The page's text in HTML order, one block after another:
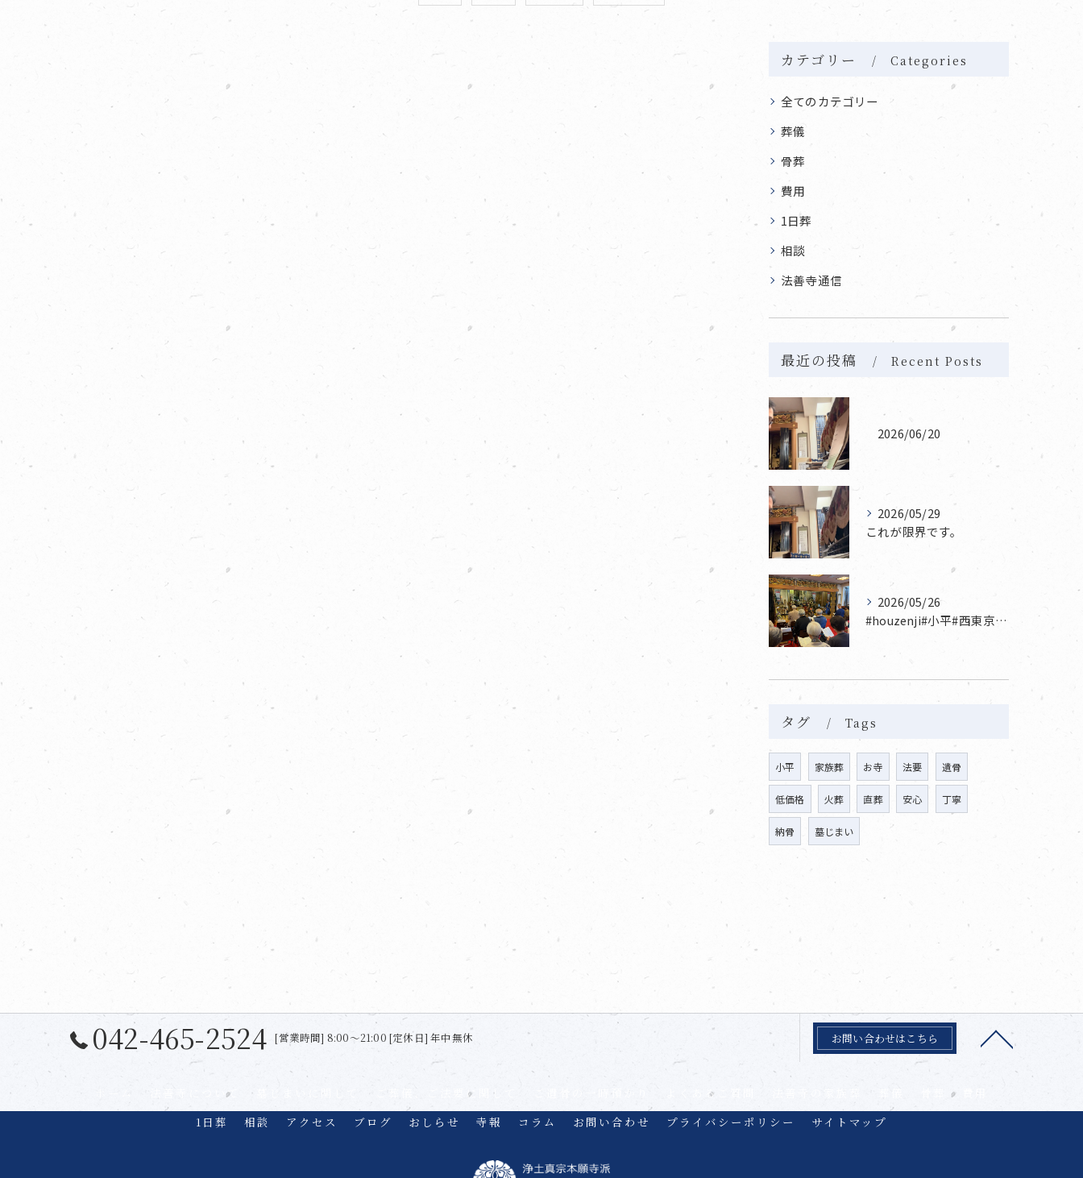
カテゴリー Categories
全てのカテゴリー
葬儀
骨葬
費用
1日葬
相談
法善寺通信
最近の投稿 Recent Posts
2026/06/20
2026/05/29
これが限界です。
2026/05/26
#houzenji#小平#西東京市#東村山#立川市国分寺市寺...
タグ Tags
小平 家族葬 お寺 法要 遺骨
低価格 火葬 直葬 安心 丁寧
納骨 墓じまい
042-465-2524 [営業時間] 8:00〜21:00 [定休日] 年中無休 お問い合わせはこちら
法善寺について ご葬儀、ご法要に関して よくあるご質問
費用
1日葬
相談 アクセス ブログ おしらせ 寺報 コラム お問い合わせ プライバシーポリシー サイトマップ